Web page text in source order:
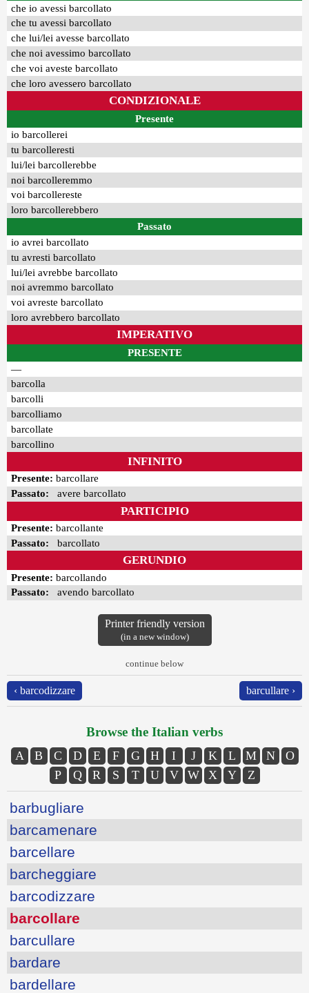
che io avessi barcollato
che tu avessi barcollato
che lui/lei avesse barcollato
che noi avessimo barcollato
che voi aveste barcollato
che loro avessero barcollato
CONDIZIONALE
Presente
io barcollerei
tu barcolleresti
lui/lei barcollerebbe
noi barcolleremmo
voi barcollereste
loro barcollerebbero
Passato
io avrei barcollato
tu avresti barcollato
lui/lei avrebbe barcollato
noi avremmo barcollato
voi avreste barcollato
loro avrebbero barcollato
IMPERATIVO
PRESENTE
—
barcolla
barcolli
barcolliamo
barcollate
barcollino
INFINITO
Presente: barcollare
Passato: avere barcollato
PARTICIPIO
Presente: barcollante
Passato: barcollato
GERUNDIO
Presente: barcollando
Passato: avendo barcollato
Printer friendly version
(in a new window)
continue below
‹ barcodizzare barcullare ›
Browse the Italian verbs
A B C D E F G H I J K L M N
O
P
Q R S T U V W X Y Z
barbugliare
barcamenare
barcellare
barcheggiare
barcodizzare
barcollare
barcullare
bardare
bardellare